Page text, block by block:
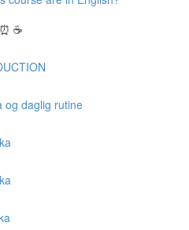
☕️
og daglig rutine